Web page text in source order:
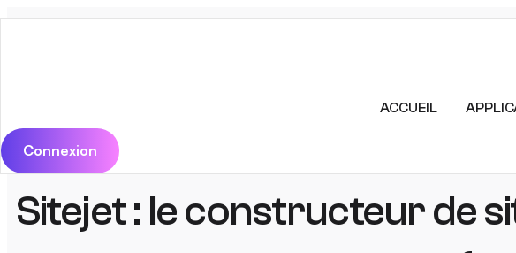
ACCUEIL
Connexion
Sitejet : le constructeur de